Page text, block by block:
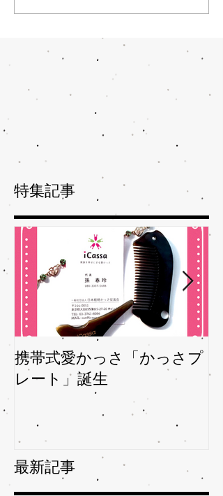
特集記事
携帯式愛かっさ「かっさプ
レート」誕生
最新記事